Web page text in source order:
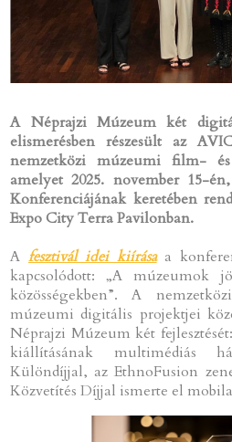
A Néprajzi Múzeum két
elismerésben részesült az
nemzetközi múzeumi film-
amelyet 2025. november 15-
Konferenciájának keretében
Expo City Terra Pavilonban.
Afesztivál idei kiírásaa
kapcsolódott: „A múzeumok
közösségekben”. A
múzeumi digitális projektjei
Néprajzi Múzeum két
kiállításának multimédiás
Különdíjjal, az EthnoFusion
Közvetítés Díjjal ismerte el